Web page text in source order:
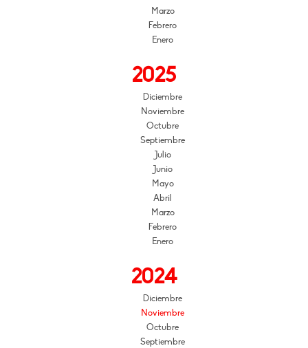
Marzo
Febrero
Enero
2025
Diciembre
Noviembre
Octubre
Septiembre
Julio
Junio
Mayo
Abril
Marzo
Febrero
Enero
2024
Diciembre
Noviembre
Octubre
Septiembre